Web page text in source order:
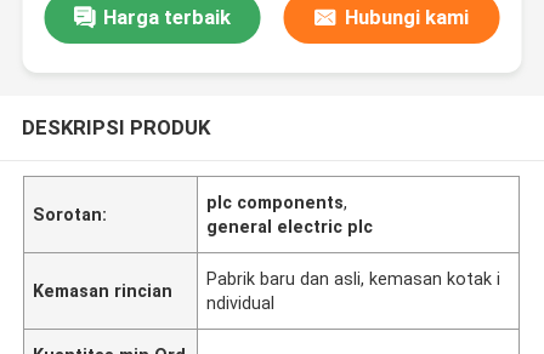
Harga terbaik Hubungi kami
DESKRIPSI PRODUK
Sorotan:
plc components,
general electric plc
Kemasan rincian
Pabrik baru dan asli, kemasan kotak i
ndividual